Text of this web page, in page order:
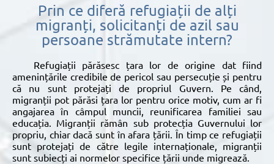
Prin ce diferă refugiații de alți
migranți, solicitanți de azil sau
persoane strămutate intern?
Refugiații părăsesc țara lor de origine dat fiind
amenințările credibile de pericol sau persecuție și pentru
că nu sunt protejați de propriul Guvern. Pe când,
migranții pot părăsi țara lor pentru orice motiv, cum ar fi
angajarea în câmpul muncii, reunificarea familiei sau
educația. Migranții rămân sub protecția Guvernului lor
propriu, chiar dacă sunt în afara țării. În timp ce refugiații
sunt protejați de către legile internaționale, migranții
sunt subiecți ai normelor specifice țării unde migrează.